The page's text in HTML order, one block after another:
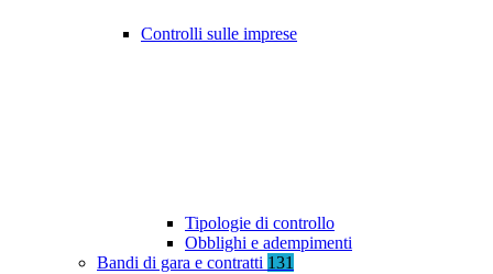
Controlli sulle imprese
Tipologie di controllo
Obblighi e adempimenti
Bandi di gara e contratti 131